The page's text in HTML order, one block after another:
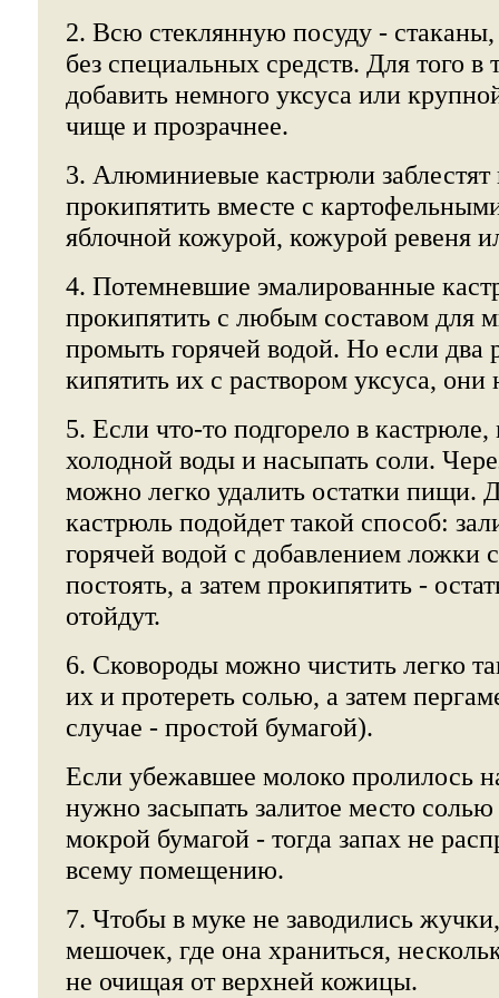
2. Всю стеклянную посуду -
без специальных средств. Для того
добавить немного уксуса или
чище и прозрачнее.
3. Алюминиевые кастрюли заблестят
прокипятить вместе с
яблочной кожурой, кожурой ревеня
4. Потемневшие эмалированные
прокипятить с любым составом для
промыть горячей водой. Но если два
кипятить их с раствором уксуса, они
5. Если что-то подгорело в
холодной воды и насыпать соли.
можно легко удалить остатки пищи.
кастрюль подойдет такой способ:
горячей водой с добавлением ложки
постоять, а затем прокипятить -
отойдут.
6. Сковороды можно чистить легко
их и протереть солью, а затем
случае - простой бумагой).
Если убежавшее молоко пролилось
нужно засыпать залитое место
мокрой бумагой - тогда запах не
всему помещению.
7. Чтобы в муке не заводились
мешочек, где она храниться,
не очищая от верхней кожицы.